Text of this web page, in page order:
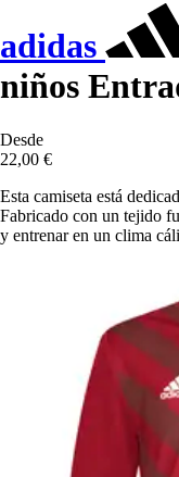
adidas
niños
Desde
22,00 €
Esta camiseta está
Fabricado con un tejido
y entrenar en un clima